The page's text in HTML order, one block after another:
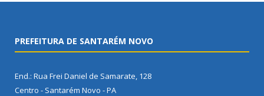
PREFEITURA DE SANTARÉM NOVO
End.: Rua Frei Daniel de Samarate, 128
Centro - Santarém Novo - PA